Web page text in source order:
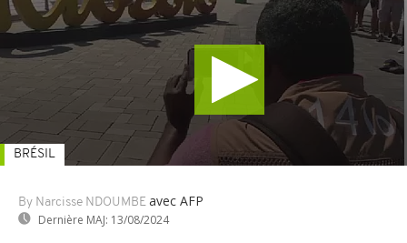
By Narcisse NDOUMBE avec AFP
Dernière MAJ: 13/08/2024
BRÉSIL